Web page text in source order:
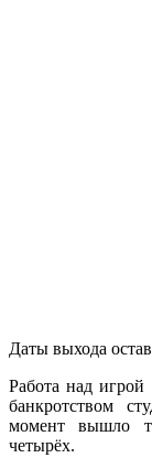
Даты выхода
Работа над игрой
банкротством
момент вышло
четырёх.